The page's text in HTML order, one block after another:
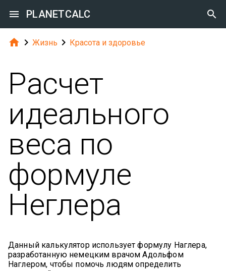
 PLANETCALC 
  Жизнь  Красота и здоровье
Расчет
идеального
веса по
формуле
Неглера
Данный калькулятор использует формулу Наглера,
разработанную немецким врачом Адольфом
Наглером, чтобы помочь людям определить